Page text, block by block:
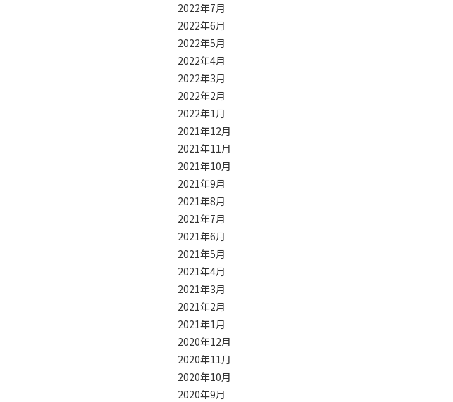
2022年7月
2022年6月
2022年5月
2022年4月
2022年3月
2022年2月
2022年1月
2021年12月
2021年11月
2021年10月
2021年9月
2021年8月
2021年7月
2021年6月
2021年5月
2021年4月
2021年3月
2021年2月
2021年1月
2020年12月
2020年11月
2020年10月
2020年9月